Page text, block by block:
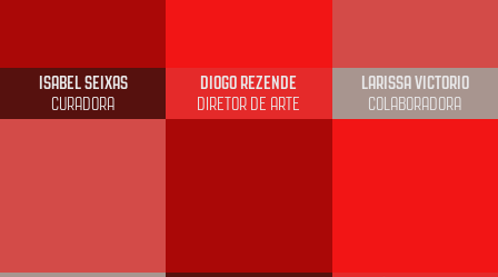
ISABEL SEIXAS
CURADORA
DIOGO REZENDE
DIRETOR DE ARTE
LARISSA VICTORIO
COLABORADORA